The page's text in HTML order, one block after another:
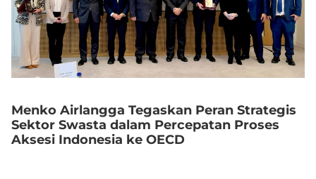
Menko Airlangga Tegaskan Peran Strategis
Sektor Swasta dalam Percepatan Proses
Aksesi Indonesia ke OECD